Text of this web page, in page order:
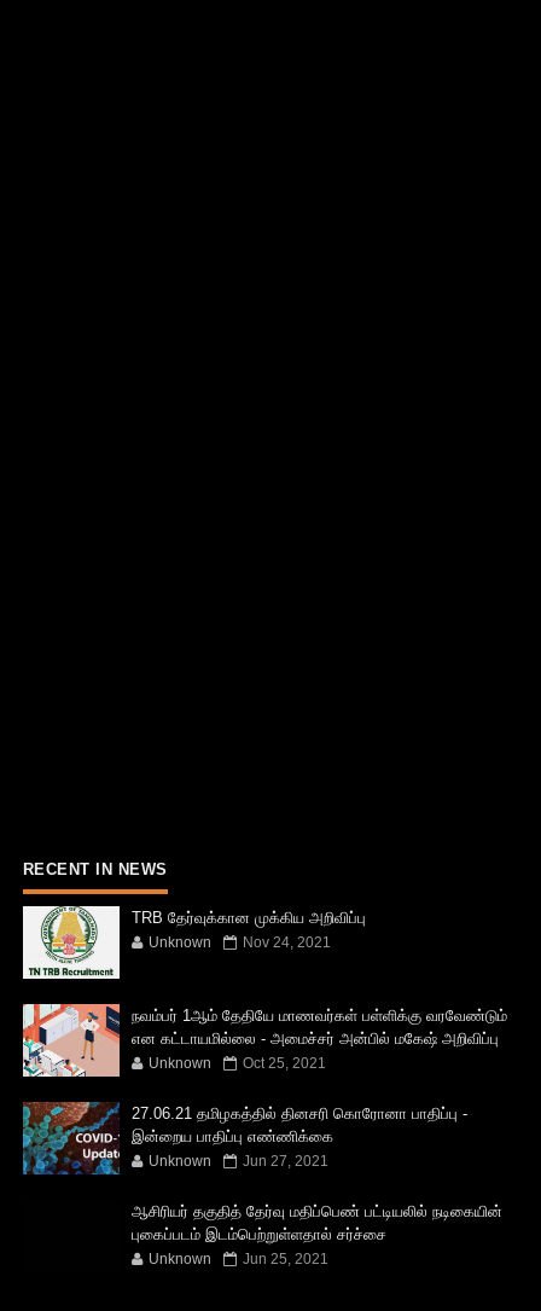
RECENT IN NEWS
TRB தேர்வுக்கான முக்கிய அறிவிப்பு
Unknown Nov 24, 2021
நவம்பர் 1ஆம் தேதியே மாணவர்கள் பள்ளிக்கு வரவேண்டும்
என கட்டாயமில்லை - அமைச்சர் அன்பில் மகேஷ் அறிவிப்பு
Unknown Oct 25, 2021
27.06.21 தமிழகத்தில் தினசரி கொரோனா பாதிப்பு -
இன்றைய பாதிப்பு எண்ணிக்கை
Unknown Jun 27, 2021
ஆசிரியர் தகுதித் தேர்வு மதிப்பெண் பட்டியலில் நடிகையின்
புகைப்படம் இடம்பெற்றுள்ளதால் சர்ச்சை
Unknown Jun 25, 2021